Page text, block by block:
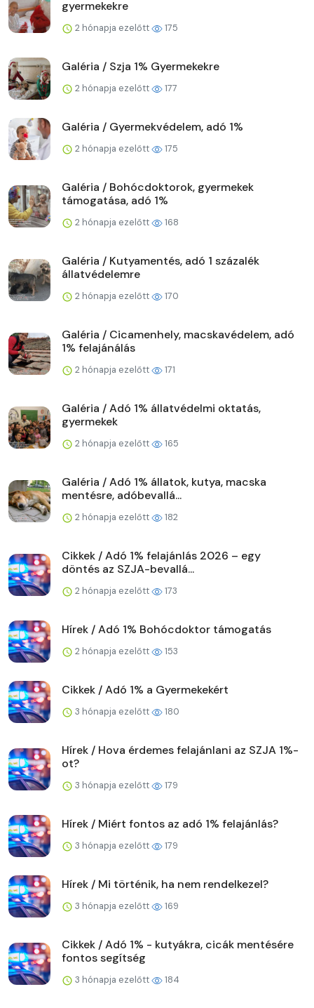
gyermekekre
2 hónapja ezelőtt 175
Galéria / Szja 1% Gyermekekre
2 hónapja ezelőtt 177
Galéria / Gyermekvédelem, adó 1%
2 hónapja ezelőtt 175
Galéria / Bohócdoktorok, gyermekek
támogatása, adó 1%
2 hónapja ezelőtt 168
Galéria / Kutyamentés, adó 1 százalék
állatvédelemre
2 hónapja ezelőtt 170
Galéria / Cicamenhely, macskavédelem, adó
1% felajánálás
2 hónapja ezelőtt 171
Galéria / Adó 1% állatvédelmi oktatás,
gyermekek
2 hónapja ezelőtt 165
Galéria / Adó 1% állatok, kutya, macska
mentésre, adóbevallá...
2 hónapja ezelőtt 182
Cikkek / Adó 1% felajánlás 2026 – egy
döntés az SZJA-bevallá...
2 hónapja ezelőtt 173
Hírek / Adó 1% Bohócdoktor támogatás
2 hónapja ezelőtt 153
Cikkek / Adó 1% a Gyermekekért
3 hónapja ezelőtt 180
Hírek / Hova érdemes felajánlani az SZJA 1%-
ot?
3 hónapja ezelőtt 179
Hírek / Miért fontos az adó 1% felajánlás?
3 hónapja ezelőtt 179
Hírek / Mi történik, ha nem rendelkezel?
3 hónapja ezelőtt 169
Cikkek / Adó 1% - kutyákra, cicák mentésére
fontos segítség
3 hónapja ezelőtt 184